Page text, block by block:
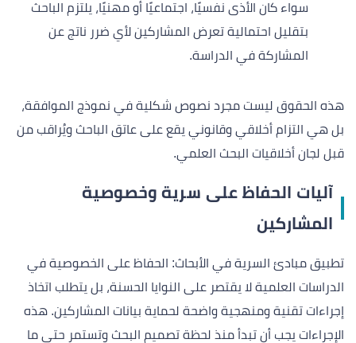
سواء كان الأذى نفسيًا، اجتماعيًا أو مهنيًا، يلتزم الباحث
بتقليل احتمالية تعرض المشاركين لأي ضرر ناتج عن
المشاركة في الدراسة.
هذه الحقوق ليست مجرد نصوص شكلية في نموذج الموافقة،
بل هي التزام أخلاقي وقانوني يقع على عاتق الباحث ويُراقب من
قبل لجان أخلاقيات البحث العلمي.
آليات الحفاظ على سرية وخصوصية
المشاركين
تطبيق مبادئ السرية في الأبحاث: الحفاظ على الخصوصية في
الدراسات العلمية لا يقتصر على النوايا الحسنة، بل يتطلب اتخاذ
إجراءات تقنية ومنهجية واضحة لحماية بيانات المشاركين. هذه
الإجراءات يجب أن تبدأ منذ لحظة تصميم البحث وتستمر حتى ما